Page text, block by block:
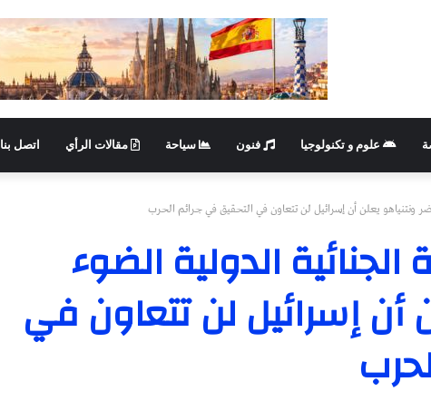
علوم و تكنولوجيا فنون سياحة مقالات الرأي اتصل بنا
ونتنياهو يعلن أن إسرائيل لن تتعاون في التحقيق في جرائم الحرب
الدولية الضوء
أن إسرائيل لن تتعاون في